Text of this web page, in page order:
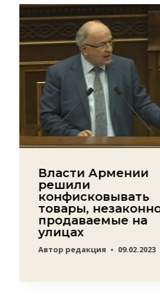
Власти Армении
решили
конфисковывать
товары,
продаваемые на
улицах
Автор редакция 09.02.2023